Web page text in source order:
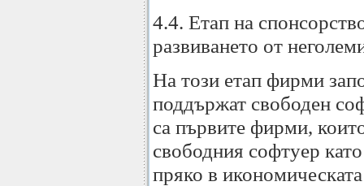
4.4. Етап на
развиването от
На този етап фирми
поддържат свободен
са първите фирми,
свободния софтуер
пряко в